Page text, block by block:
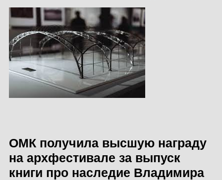
КАЛЬКУЛЯТОР
МЕТАЛЛОКОНСТРУКЦИЙ
КАЛЬКУЛЯТОР
БЫСТРОВОЗВОДИМЫХ
ЗДАНИЙ
ПРОЕКТИРОВАНИЕ
СКЛАДЫ
ОМК получила высшую награду
на архфестивале за выпуск
книги про наследие Владимира